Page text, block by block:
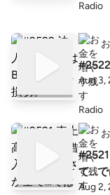
Aug 3,
#2521 売上高、戸数、借入額の大きさが全
て…
Aug 2,